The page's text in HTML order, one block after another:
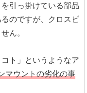
引っ掛けている部品
のですが、クロスビ
ん。
ト」というようなア
マウントの劣化の事